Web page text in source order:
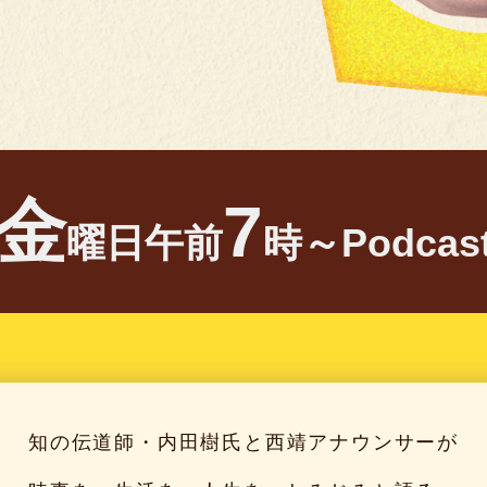
曜日午前7時～
知の伝道師・内田樹氏と西靖アナウンサーが